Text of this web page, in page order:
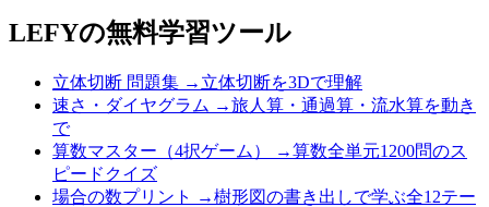
LEFYの無料学習ツール
立体切断 問題集 → 立体切断を3Dで理解
速さ・ダイヤグラム →旅人算・通過算・流水算を動き
で
算数マスター（4択ゲーム）
→算数全単元1200問のス
ピードクイズ
場合の数プリント
→樹形図の書き出しで学ぶ全12テー